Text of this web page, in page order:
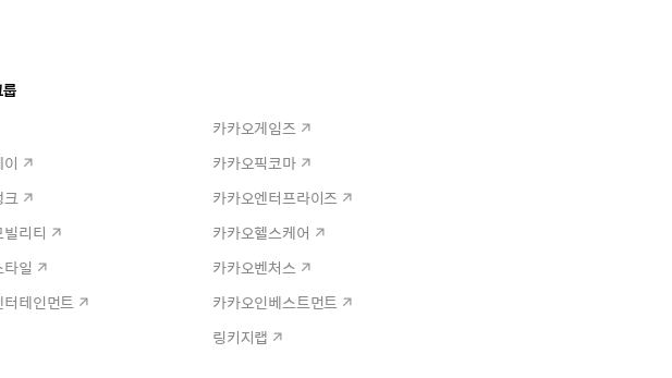
크
리티
일
터테인먼트
카카오게임즈
카카오픽코마
카카오엔터프라이즈
카카오헬스케어
카카오벤처스
카카오인베스트먼트
링키지랩